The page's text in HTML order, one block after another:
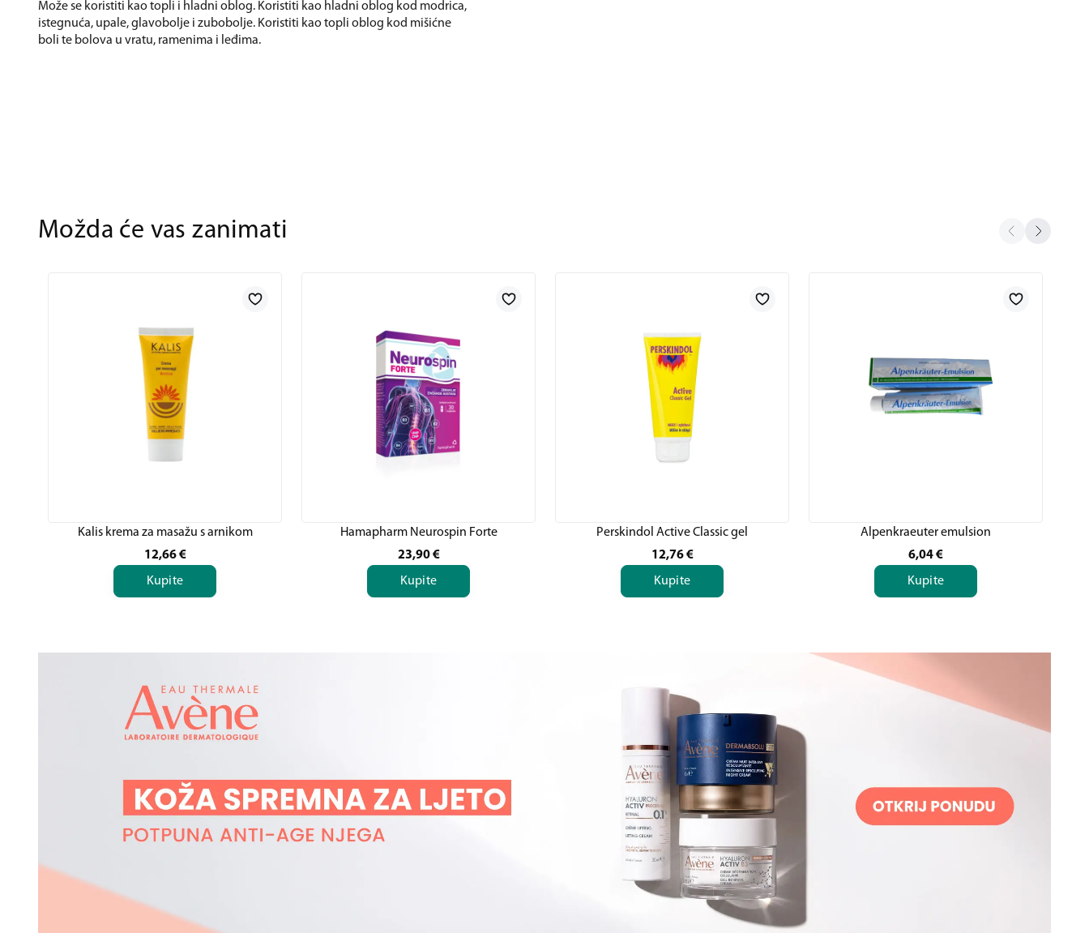
Može se koristiti kao topli i hladni oblog. Koristiti kao hladni oblog kod modrica,
istegnuća, upale, glavobolje i zubobolje. Koristiti kao topli oblog kod mišićne
boli te bolova u vratu, ramenima i leđima.
Možda će vas zanimati
Kalis krema za masažu s arnikom
12,66 €
Kupite
Hamapharm Neurospin Forte
23,90 €
Kupite
Perskindol Active Classic gel
12,76 €
Kupite
Alpenkraeuter emulsion
6,04€
Kupite